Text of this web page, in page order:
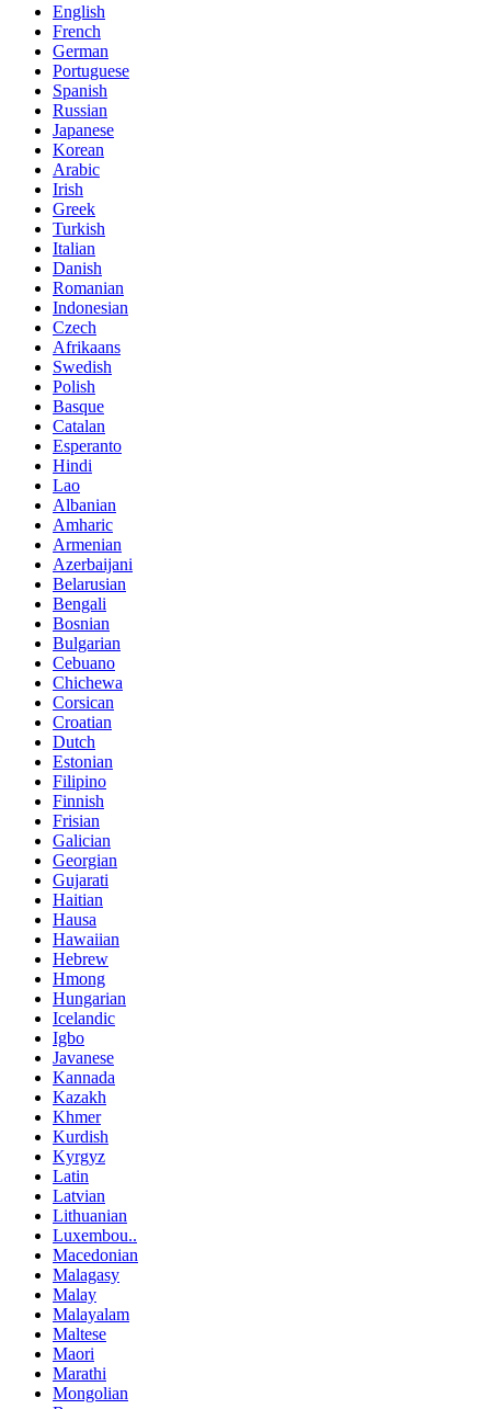
English
French
German
Portuguese
Spanish
Russian
Japanese
Korean
Arabic
Irish
Greek
Turkish
Italian
Danish
Romanian
Indonesian
Czech
Afrikaans
Swedish
Polish
Basque
Catalan
Esperanto
Hindi
Lao
Albanian
Amharic
Armenian
Azerbaijani
Belarusian
Bengali
Bosnian
Bulgarian
Cebuano
Chichewa
Corsican
Croatian
Dutch
Estonian
Filipino
Finnish
Frisian
Galician
Georgian
Gujarati
Haitian
Hausa
Hawaiian
Hebrew
Hmong
Hungarian
Icelandic
Igbo
Javanese
Kannada
Kazakh
Khmer
Kurdish
Kyrgyz
Latin
Latvian
Lithuanian
Luxembou..
Macedonian
Malagasy
Malay
Malayalam
Maltese
Maori
Marathi
Mongolian